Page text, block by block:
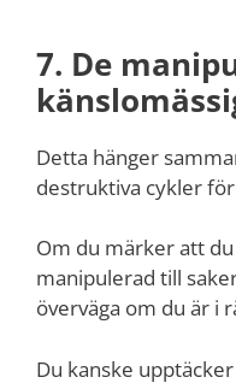
7. De
Detta hänger
destruktiva cykler
Om du märker att
manipulerad till
överväga om du är i
Du kanske